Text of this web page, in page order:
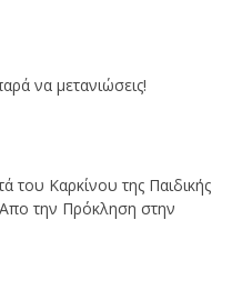
να μετανιώσεις!
του Καρκίνου της Παιδικής
την Πρόκληση στην